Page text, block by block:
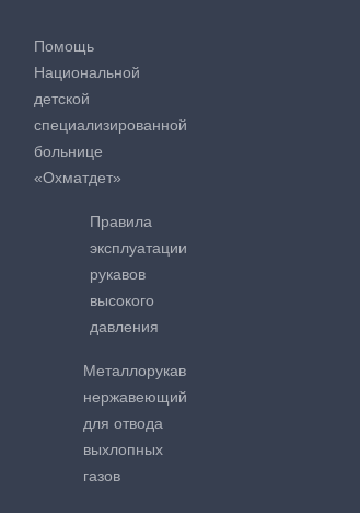
Помощь
Национальной
детской
специализированной
больнице
«Охматдет»
Правила
эксплуатации
рукавов
высокого
давления
Металлорукав
нержавеющий
для отвода
выхлопных
газов